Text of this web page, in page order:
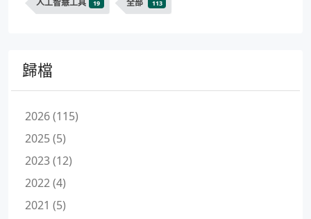
人工智慧工具 19 全部 113
歸檔
2026 (115)
2025 (5)
2023 (12)
2022 (4)
2021 (5)